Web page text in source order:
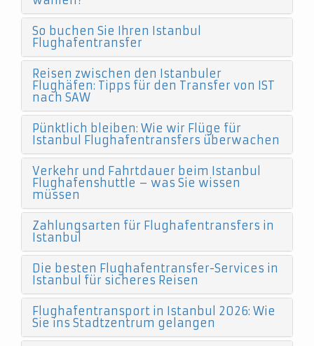
So buchen Sie Ihren Istanbul
Flughafentransfer
Reisen zwischen den Istanbuler
Flughäfen: Tipps für den Transfer von IST
nach SAW
Pünktlich bleiben: Wie wir Flüge für
Istanbul Flughafentransfers überwachen
Verkehr und Fahrtdauer beim Istanbul
Flughafenshuttle – was Sie wissen
müssen
Zahlungsarten für Flughafentransfers in
Istanbul
Die besten Flughafentransfer-Services in
Istanbul für sicheres Reisen
Flughafentransport in Istanbul 2026: Wie
Sie ins Stadtzentrum gelangen